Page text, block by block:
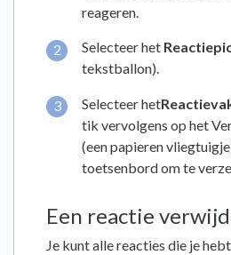
reageren.
Selecteer het
tekstballon).
Selecteer het
tik vervolgens op het
(een papieren
toetsenbord om te
Een reactie
Je kunt alle reacties die je